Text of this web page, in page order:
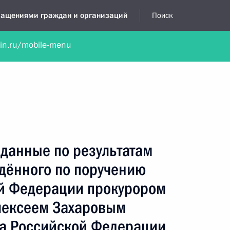
граждан и организаций Поиск
Обратиться в устной форме
по результатам
по поручению
Федерации прокурором
Захаровым
mobile-menu